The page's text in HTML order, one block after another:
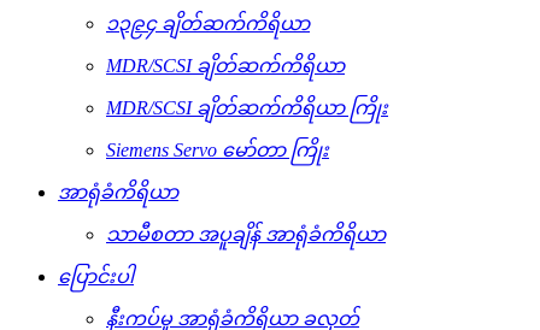
၁၃၉၄ ချိတ်ဆက်ကိရိယာ
MDR/SCSI ချိတ်ဆက်ကိရိယာ
MDR/SCSI ချိတ်ဆက်ကိရိယာ ကြိုး
Siemens Servo မော်တာ ကြိုး
အာရုံခံကိရိယာ
သာမီစတာ အပူချိန် အာရုံခံကိရိယာ
ပြောင်းပါ
နီးကပ်မှု အာရုံခံကိရိယာ ခလုတ်